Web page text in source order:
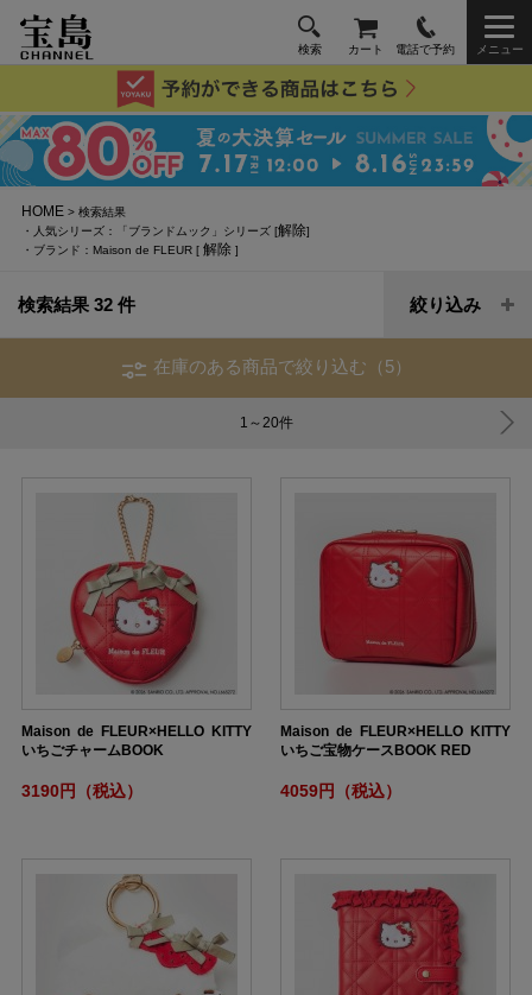
検索 カート 電話で予約 メニュー
HOME > 検索結果
・人気シリーズ：「ブランドムック」シリーズ [解除]
・ブランド：Maison de FLEUR [解除 ]
検索結果 32 件 絞り込み
在庫のある商品で絞り込む（5）
1～20件
Maison de FLEUR×HELLO KITTY
いちごチャームBOOK
3190円（税込）
Maison de FLEUR×HELLO KITTY
いちご宝物ケースBOOK RED
4059円（税込）